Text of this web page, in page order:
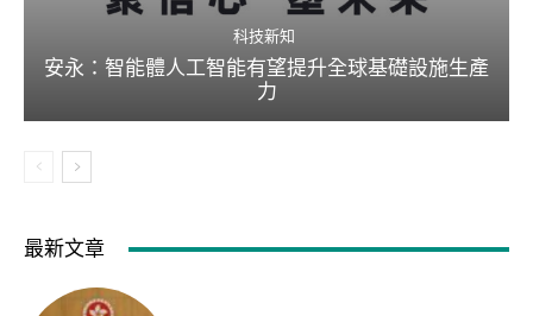
科技新知
安永：智能體人工智能有望提升全球基礎設施生產
力
最新文章